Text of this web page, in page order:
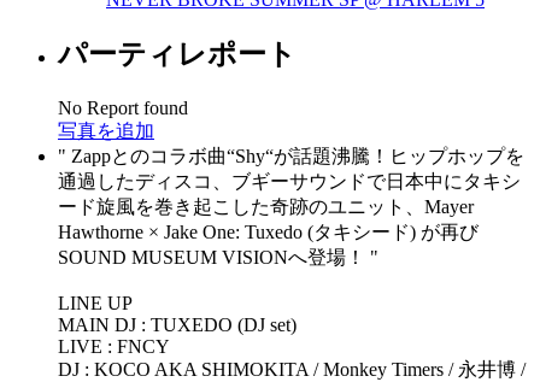
パーティレポート
No Report found
写真を追加
Zappとのコラボ曲“Shy“が話題沸騰！ヒップホップを
通過したディスコ、ブギーサウンドで日本中にタキシ
ード旋風を巻き起こした奇跡のユニット、Mayer
Hawthorne × Jake One: Tuxedo (タキシード) が再び
SOUND MUSEUM VISIONへ登場！
LINE UP
MAIN DJ : TUXEDO (DJ set)
LIVE : FNCY
DJ : KOCO AKA SHIMOKITA / Monkey Timers / 永井博 /